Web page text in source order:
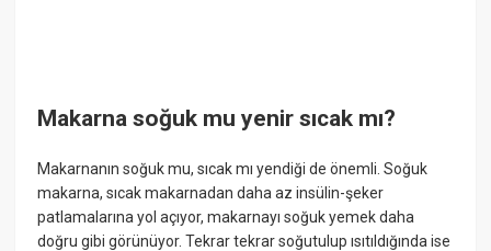
Makarna soğuk mu yenir sıcak mı?
Makarnanın soğuk mu, sıcak mı yendiği de önemli. Soğuk
makarna, sıcak makarnadan daha az insülin-şeker
patlamalarına yol açıyor, makarnayı soğuk yemek daha
doğru gibi görünüyor. Tekrar tekrar soğutulup ısıtıldığında ise